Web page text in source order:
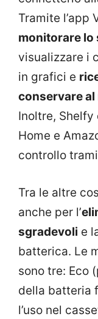
Tramite l’app
monitorare
visualizzare i
in grafici e
conservare
Inoltre,
Home e
controllo
Tra le altre
anche per l’
sgradevoli e
batterica. Le
sono tre: Eco
della batteria
l’uso nel